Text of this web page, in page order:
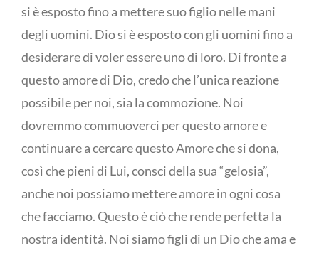
si è esposto fino a mettere suo figlio nelle mani
degli uomini. Dio si è esposto con gli uomini fino a
desiderare di voler essere uno di loro. Di fronte a
questo amore di Dio, credo che l’unica reazione
possibile per noi, sia la commozione. Noi
dovremmo commuoverci per questo amore e
continuare a cercare questo Amore che si dona,
così che pieni di Lui, consci della sua “gelosia”,
anche noi possiamo mettere amore in ogni cosa
che facciamo. Questo è ciò che rende perfetta la
nostra identità. Noi siamo figli di un Dio che ama e